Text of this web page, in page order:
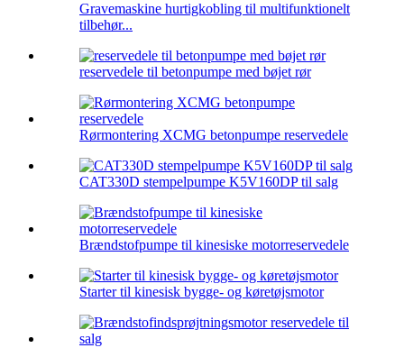
Gravemaskine hurtigkobling til multifunktionelt
tilbehør...
reservedele til betonpumpe med bøjet rør
Rørmontering XCMG betonpumpe reservedele
CAT330D stempelpumpe K5V160DP til salg
Brændstofpumpe til kinesiske motorreservedele
Starter til kinesisk bygge- og køretøjsmotor